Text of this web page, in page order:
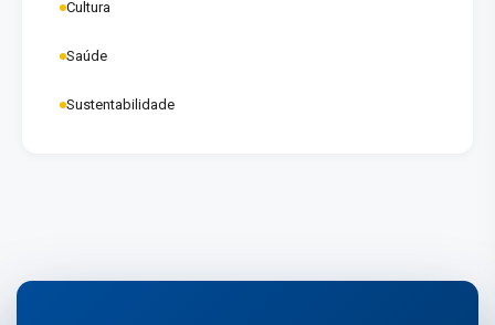
Cultura
Saúde
Sustentabilidade